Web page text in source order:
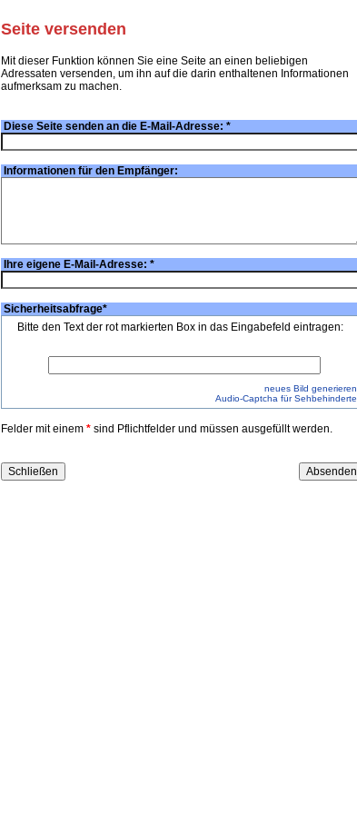
Seite versenden
Mit dieser Funktion können Sie eine Seite an einen beliebigen
Adressaten versenden, um ihn auf die darin enthaltenen Informationen
aufmerksam zu machen.
Diese Seite senden an die E-Mail-Adresse: *
Informationen für den Empfänger:
Ihre eigene E-Mail-Adresse: *
Sicherheitsabfrage*
Bitte den Text der rot markierten Box in das Eingabefeld eintragen:
neues Bild generieren
Audio-Captcha für Sehbehinderte
Felder mit einem * sind Pflichtfelder und müssen ausgefüllt werden.